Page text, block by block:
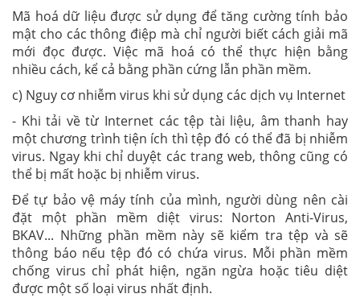
Mã hoá dữ liệu được sử dụng để tăng cường tính bảo
mật cho các thông điệp mà chỉ người biết cách giải mã
mới đọc được. Việc mã hoá có thể thực hiện bằng
nhiều cách, kể cả bằng phần cứng lẫn phần mềm.
c) Nguy cơ nhiễm virus khi sử dụng các dịch vụ Internet
- Khi tải về từ Internet các tệp tài liệu, âm thanh hay
một chương trình tiện ích thì tệp đó có thể đã bị nhiễm
virus. Ngay khi chỉ duyệt các trang web, thông cũng có
thể bị mất hoặc bị nhiễm virus.
Để tự bảo vệ máy tính của mình, người dùng nên cài
đặt một phần mềm diệt virus: Norton Anti-Virus,
BKAV... Những phần mềm này sẽ kiểm tra tệp và sẽ
thông báo nếu tệp đó có chứa virus. Mỗi phần mềm
chống virus chỉ phát hiện, ngăn ngừa hoặc tiêu diệt
được một số loại virus nhất định.